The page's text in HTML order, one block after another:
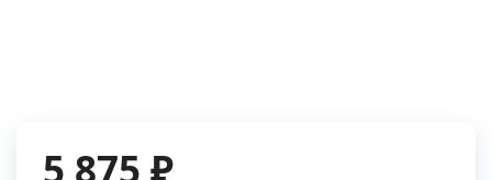
5 875 ₽